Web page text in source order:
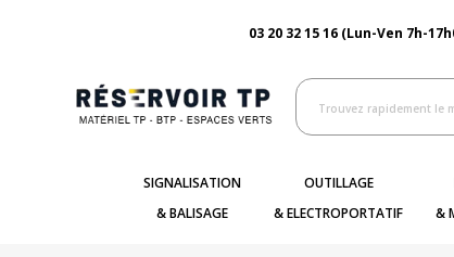
03 20 32 15 16 (Lun-Ven 7h-
SIGNALISATION
& BALISAGE
OUTILLAGE
& ELECTROPORTATIF
&